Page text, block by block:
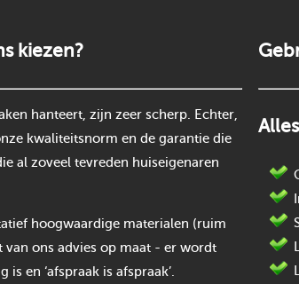
kiezen?
hanteert, zijn zeer scherp. Echter,
kwaliteitsnorm en de garantie die
al zoveel tevreden huiseigenaren
hoogwaardige materialen (ruim
ons advies op maat - er wordt
en ‘afspraak is afspraak’.